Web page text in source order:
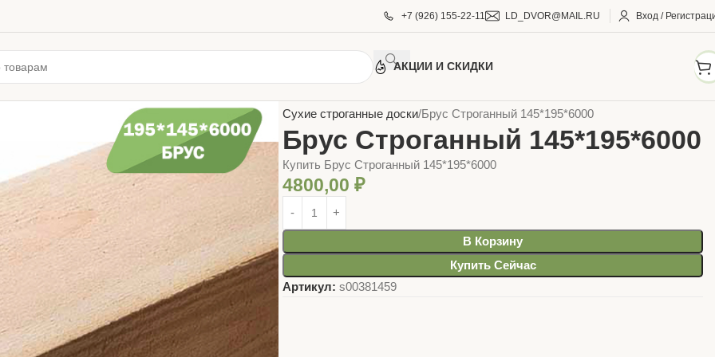
+7 (926) 155-22-11 LD_DVOR@MAIL.RU Вход /
АКЦИИ И СКИДКИ
Сухие строганные доски Брус Строганный 145*195*6000
Брус Строганный 145*195*6000
Купить Брус Строганный 145*195*6000
4800,00₽
В Корзину
Купить Сейчас
Артикул:s00381459